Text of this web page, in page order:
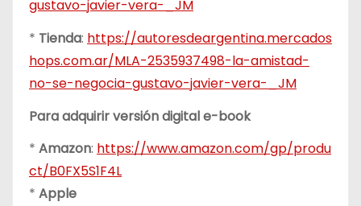
gustavo-javier-vera-_JM
* Tienda: https://autoresdeargentina.mercados
hops.com.ar/MLA-2535937498-la-amistad-
no-se-negocia-gustavo-javier-vera-_JM
Para adquirir versión digital e-book
* Amazon: https://www.amazon.com/gp/produ
ct/B0FX5S1F4L
* Apple